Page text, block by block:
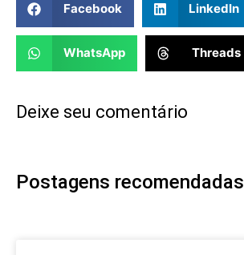
Facebook LinkedIn
WhatsApp Threads
Deixe seu comentário
Postagens recomendadas